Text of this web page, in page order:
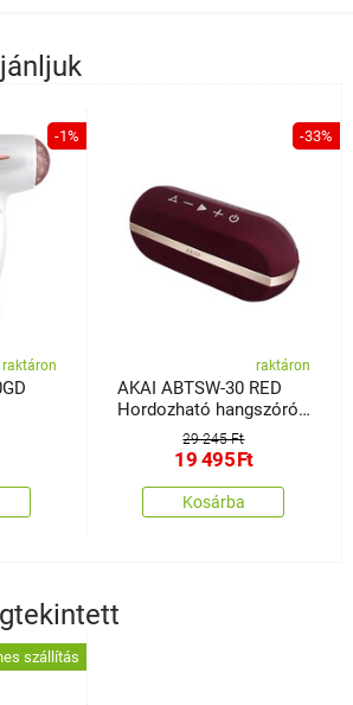
-1%
raktáron
-33%
raktáron
AKAI ABTSW-30 RED
Hordozható hangszóró
BT-vel, IPX729 245 Ft
19 495Ft
Kosárba
szállítás